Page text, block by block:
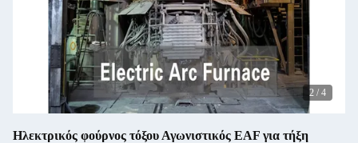
2 / 4
Ηλεκτρικός φούρνος τόξου Αγωνιστικός EAF για τήξη